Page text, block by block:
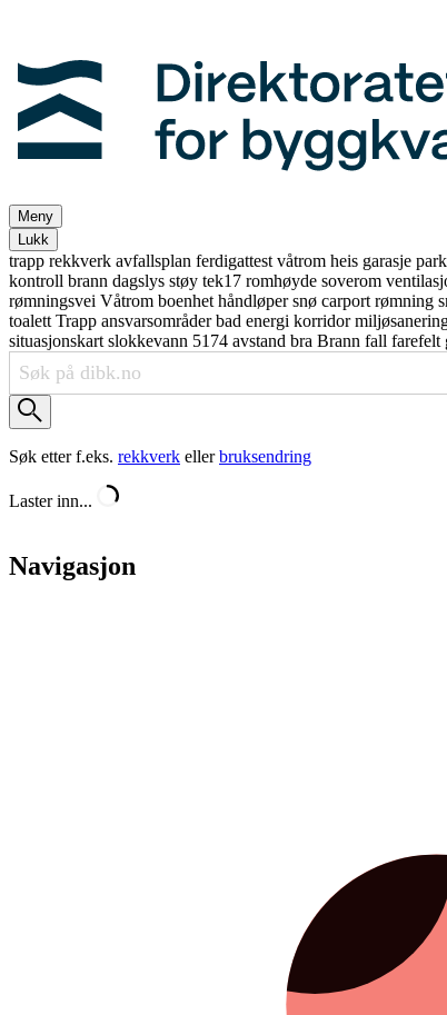
Meny
Lukk
trapp rekkverk avfallsplan ferdigattest våtrom heis garasje
kontroll brann dagslys støy tek17 romhøyde soverom
rømningsvei Våtrom boenhet håndløpersnø carport rømning
toalett Trapp ansvarsområderbad energi korridor
situasjonskart slokkevann 5174 avstand bra Brann fall farefelt
Søk etter f.eks. rekkverk ellerbruksendring
Laster inn...
Navigasjon